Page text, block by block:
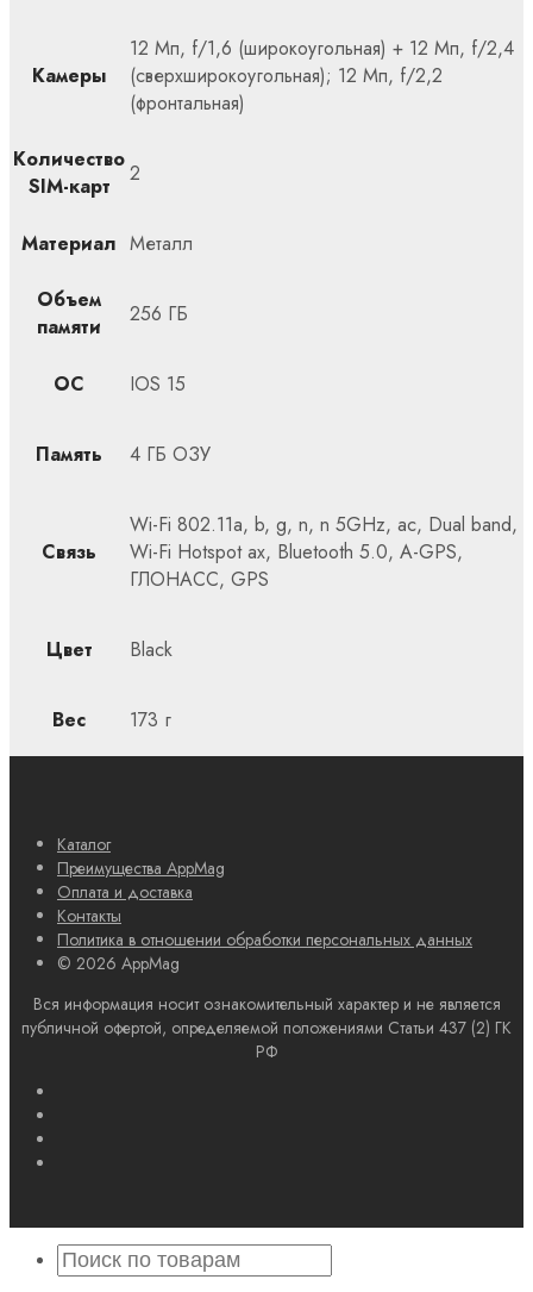
Камеры
12 Мп, f/1,6 (широкоугольная) + 12 Мп, f/2,4
(сверхширокоугольная); 12 Мп, f/2,2
(фронтальная)
Количество
SIM-карт
2
Материал Металл
Объем
памяти
256 ГБ
ОС IOS 15
Память 4 ГБ ОЗУ
Связь
Wi-Fi 802.11a, b, g, n, n 5GHz, ac, Dual band,
Wi-Fi Hotspot ax, Bluetooth 5.0, A-GPS,
ГЛОНАСС, GPS
Цвет Black
Вес 173 г
Каталог
Преимущества AppMag
Оплата и доставка
Контакты
Политика в отношении обработки персональных данных
© 2026 AppMag
Вся информация носит ознакомительный характер и не является
публичной офертой, определяемой положениями Статьи 437 (2) ГК
РФ